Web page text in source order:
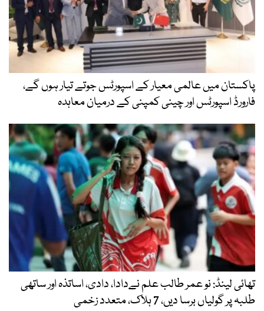
پاکستان میں عالمی معیار کے اسپورٹس جوتے تیار ہوں گے،
فارورڈ اسپورٹس اور چینی کمپنی کے درمیان معاہدہ
تھائی لینڈ: نو عمر طالب علم نےدادا، دادی، اساتذہ اور ساتھی
طلبہ پر گولیاں برسا دیں، 7 ہلاک، متعدد زخمی